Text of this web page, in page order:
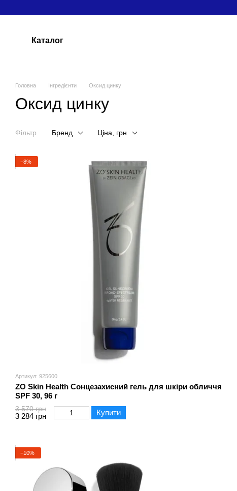
Каталог
Головна Інгредієнти Оксид цинку
Оксид цинку
Фільтр Бренд Ціна, грн
−8%
Артикул: 925600
ZO Skin Health Сонцезахисний гель для шкіри обличчя
SPF 30, 96 г
3 570 грн
3 284 грн Купити
−10%